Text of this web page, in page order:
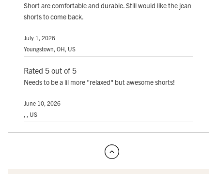
Short are comfortable and durable. Still would like the jean
shorts to come back.
July 1, 2026
Youngstown, OH, US
Rated 5 out of 5
Needs to be a lil more "relaxed" but awesome shorts!
June 10, 2026
, , US